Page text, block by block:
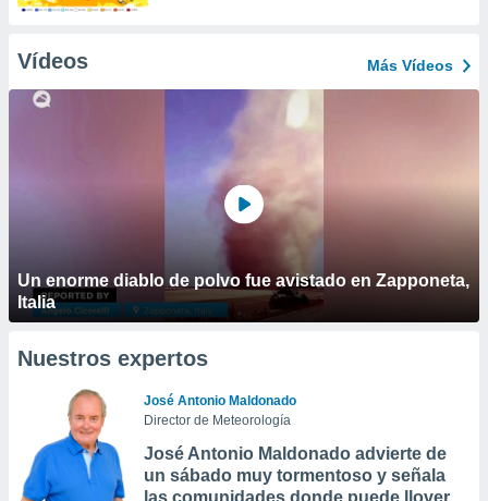
Vídeos Más Vídeos
Un enorme diablo de polvo fue avistado en Zapponeta,
Italia
Nuestros expertos
José Antonio Maldonado
Director de Meteorología
José Antonio Maldonado advierte de
un sábado muy tormentoso y señala
las comunidades donde puede llover